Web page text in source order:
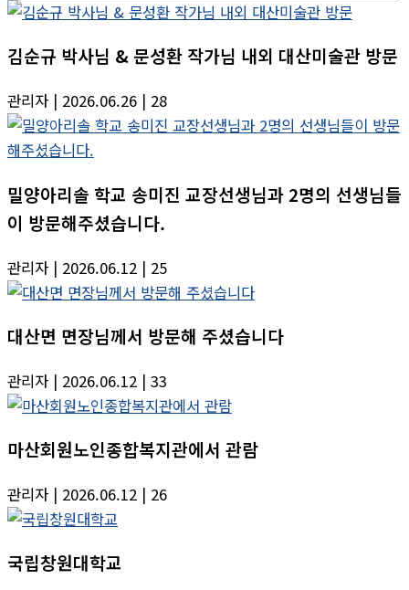
김순규 박사님 & 문성환 작가님 내외 대산미술관 방문
관리자 | 2026.06.26 | 28
밀양아리솔 학교 송미진 교장선생님과 2명의 선생님들
이 방문해주셨습니다.
관리자 | 2026.06.12 | 25
대산면 면장님께서 방문해 주셨습니다
관리자 | 2026.06.12 | 33
마산회원노인종합복지관에서 관람
관리자 | 2026.06.12 | 26
국립창원대학교